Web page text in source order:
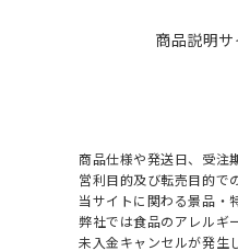
商品説明
商品仕様や発送日、受注
営利目的及び転売目的で
当サイトに関わる景品・
弊社では食品のアレルギ
未入金キャンセルが発生